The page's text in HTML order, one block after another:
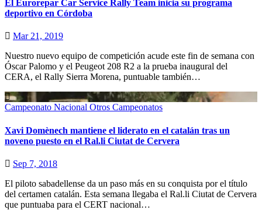
El Eurorepar Car Service Rally Team inicia su programa
deportivo en Córdoba
Mar 21, 2019
Nuestro nuevo equipo de competición acude este fin de semana con
Óscar Palomo y el Peugeot 208 R2 a la prueba inaugural del
CERA, el Rally Sierra Morena, puntuable también…
Campeonato Nacional Otros Campeonatos
Xavi Domènech mantiene el liderato en el catalán tras un
noveno puesto en el Ral.li Ciutat de Cervera
Sep 7, 2018
El piloto sabadellense da un paso más en su conquista por el título
del certamen catalán. Esta semana llegaba el Ral.li Ciutat de Cervera
que puntuaba para el CERT nacional…